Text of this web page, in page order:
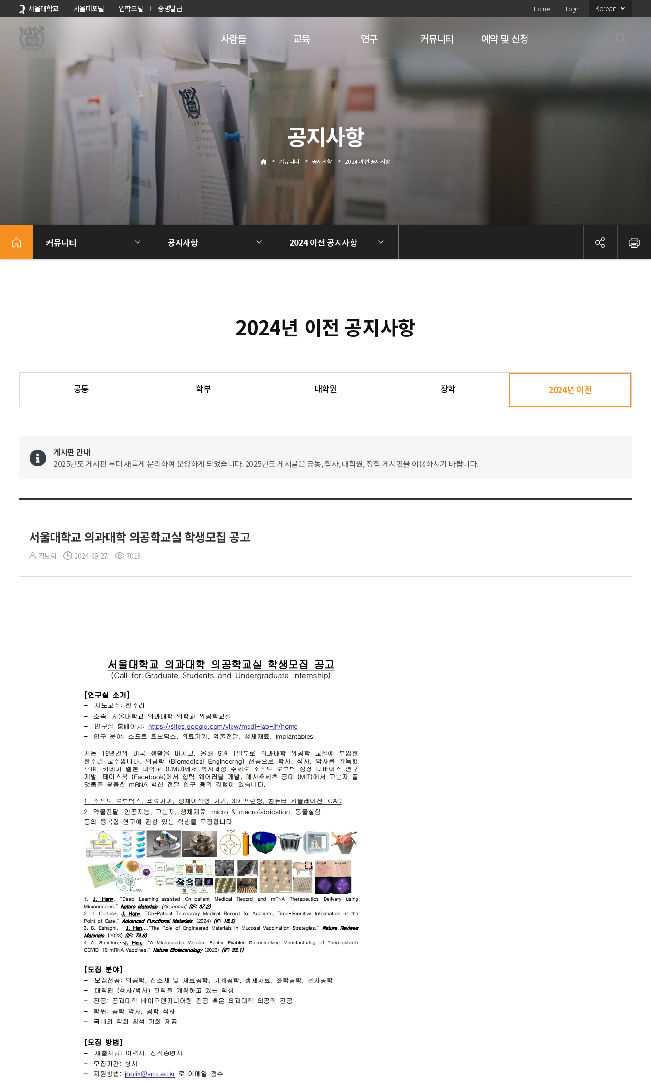
바로가기
메뉴
서울대학교 서울대포털 입학포털 증명발급 Home Login Korean
사람들 교육 연구 커뮤니티 예약 및 신청
공지사항
> 커뮤니티 > 공지사항 > 2024 이전 공지사항
커뮤니티 공지사항 2024 이전 공지사항
2024년 이전 공지사항
공통 학부 대학원 장학 2024년 이전
게시판 안내
2025년도 게시판 부터 새롭게 분리하여 운영하게 되었습니다. 2025년도 게시글은 공통, 학사, 대학원, 장학 게시판을 이용하시기 바랍니다.
서울대학교 의과대학 의공학교실 학생모집 공고
김보희 2024-09-27 7019